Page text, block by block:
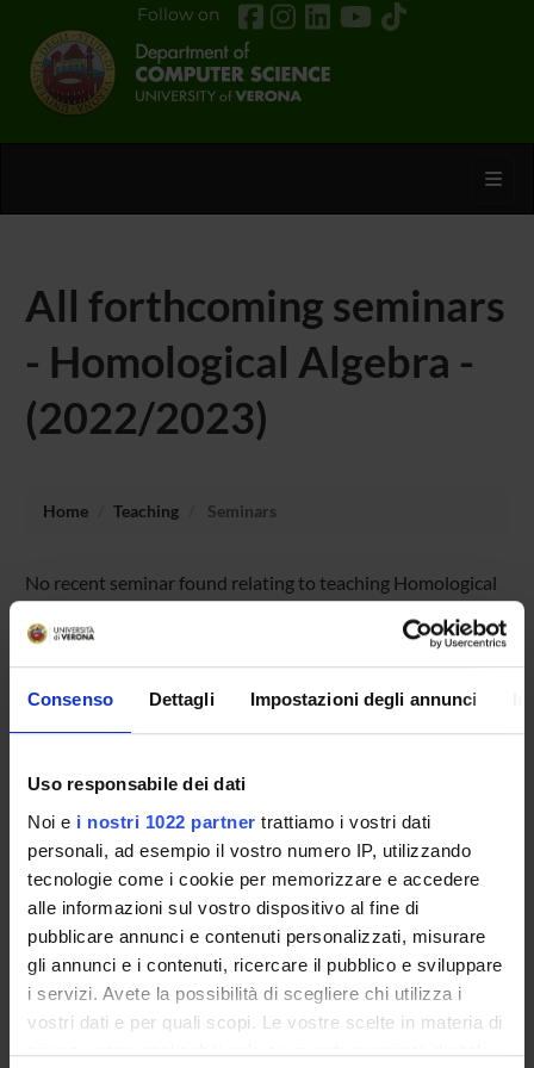
Consenso Dettagli Impostazioni degli annunci
Uso responsabile dei dati
Noi e i nostri 1022 partner trattiamo i vostri dati
personali, ad esempio il vostro numero IP, utilizzando
tecnologie come i cookie per memorizzare e accedere
alle informazioni sul vostro dispositivo al fine di
pubblicare annunci e contenuti personalizzati, misurare
gli annunci e i contenuti, ricercare il pubblico e sviluppare
i servizi. Avete la possibilità di scegliere chi utilizza i
vostri dati e per quali scopi. Le vostre scelte in materia di
privacy sono applicabili solo su questa proprietà digitale
Follow on
All forthcoming seminars
- Homological Algebra -
(2022/2023)
Home Teaching Seminars
No recent seminar found relating to teaching Homological
Algebra.
PHD PROGRAMMES AND POSTGRADUATE
TRAINING
Contacts
People
Places
Calendar